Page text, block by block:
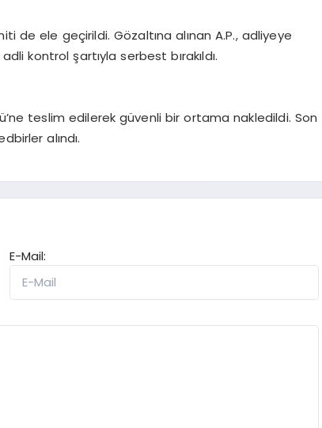
de ele geçirildi. Gözaltına alınan A.P., adliyeye
kontrol şartıyla serbest bırakıldı.
teslim edilerek güvenli bir ortama nakledildi. Son
alındı.
E-Mail: